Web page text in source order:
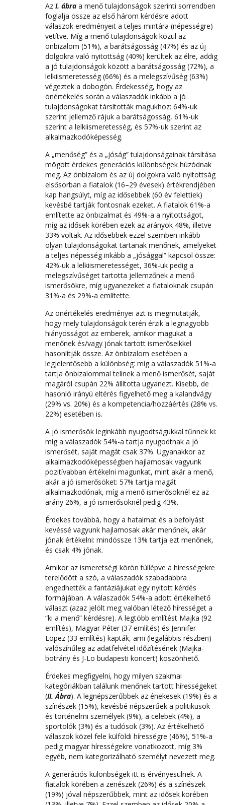
Az I. ábra a menő tulajdonságok szerinti sorrendben
foglalja össze az első három kérdésre adott
válaszok eredményeit a teljes mintára (népességre)
vetítve. Míg a menő tulajdonságok közül az
önbizalom (51%), a barátságosság (47%) és az új
dolgokra való nyitottság (40%) kerültek az élre, addig
a jó tulajdonságok között a barátságosság (72%), a
lelkiismeretesség (66%) és a melegszívűség (63%)
végeztek a dobogón. Érdekesség, hogy az
önértékelés során a válaszadók inkább a jó
tulajdonságokat társították magukhoz: 64%-uk
szerint jellemző rájuk a barátságosság, 61%-uk
szerint a lelkiismeretesség, és 57%-uk szerint az
alkalmazkodóképesség.
A „menőség” és a „jóság” tulajdonságainak társítása
mögött érdekes generációs különbségek húzódnak
meg. Az önbizalom és az új dolgokra való nyitottság
elsősorban a fiatalok (16–29 évesek) értékrendjében
kap hangsúlyt, míg az idősebbek (60 év felettiek)
kevésbé tartják fontosnak ezeket. A fiatalok 61%-a
említette az önbizalmat és 49%-a a nyitottságot,
míg az idősek körében ezek az arányok 48%, illetve
33% voltak. Az idősebbek ezzel szemben inkább
olyan tulajdonságokat tartanak menőnek, amelyeket
a teljes népesség inkább a „jósággal” kapcsol össze:
42%-uk a lelkiismeretességet, 36%-uk pedig a
melegszívűséget tartotta jellemzőnek a menő
ismerősökre, míg ugyanezeket a fiataloknak csupán
31%-a és 29%-a említette.
Az önértékelés eredményei azt is megmutatják,
hogy mely tulajdonságok terén érzik a legnagyobb
hiányosságot az emberek, amikor magukat a
menőnek és/vagy jónak tartott ismerőseikkel
hasonlítják össze. Az önbizalom esetében a
legjelentősebb a különbség: míg a válaszadók 51%-a
tartja önbizalommal telinek a menő ismerősét, saját
magáról csupán 22% állította ugyanezt. Kisebb, de
hasonló irányú eltérés figyelhető meg a kalandvágy
(29% vs. 20%) és a kompetencia/hozzáértés (28% vs.
22%) esetében is.
A jó ismerősök leginkább nyugodtságukkal tűnnek ki:
míg a válaszadók 54%-a tartja nyugodtnak a jó
ismerősét, saját magát csak 37%. Ugyanakkor az
alkalmazkodóképességben hajlamosak vagyunk
pozitívabban értékelni magunkat, mint akár a menő,
akár a jó ismerősöket: 57% tartja magát
alkalmazkodónak, míg a menő ismerősöknél ez az
arány 26%, a jó ismerősöknél pedig 43%.
Érdekes továbbá, hogy a hatalmat és a befolyást
kevéssé vagyunk hajlamosak akár menőnek, akár
jónak értékelni: mindössze 13% tartja ezt menőnek,
és csak 4% jónak.
Amikor az ismeretségi körön túllépve a hírességekre
terelődött a szó, a válaszadók szabadabbra
engedhették a fantáziájukat egy nyitott kérdés
formájában. A válaszadók 54%-a adott értékelhető
választ (azaz jelölt meg valóban létező hírességet a
“ki a menő” kérdésre). A legtöbb említést Majka (92
említés), Magyar Péter (37 említés) és Jennifer
Lopez (33 említés) kapták, ami (legalábbis részben)
valószínűleg az adatfelvétel időzítésének (Majka-
botrány és J-Lo budapesti koncert) köszönhető.
Érdekes megfigyelni, hogy milyen szakmai
kategóriákban találunk menőnek tartott hírességeket
(II. Ábra). A legnépszerűbbek az énekesek (19%) és a
színészek (15%), kevésbé népszerűek a politikusok
és történelmi személyek (9%), a celebek (4%), a
sportolók (3%) és a tudósok (3%). Az értékelhető
válaszok közel fele külföldi hírességre (46%), 51%-a
pedig magyar hírességekre vonatkozott, míg 3%
egyéb, nem kategorizálható személyt nevezett meg.
A generációs különbségek itt is érvényesülnek. A
fiatalok körében a zenészek (26%) és a színészek
(19%) jóval népszerűbbek, mint az idősek körében